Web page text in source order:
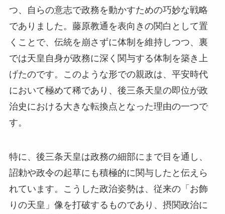
つ、自らの意志で政務を動かすための巧妙な戦略
でありました。藤原教通を表向きの関白として置
くことで、伝統を崩さずに体制を維持しつつ、裏
では天皇自身が政務に深く関与する体制を築き上
げたのです。このような形での親政は、平安時代
において極めて稀であり、後三条天皇の即位が政
治史における大きな転換点となった理由の一つで
す。
特に、後三条天皇は政務の細部にまで目を通し、
詔勅や政令の起草にも積極的に関与したと伝えら
れています。こうした政治姿勢は、従来の「お飾
りの天皇」像を打破するものであり、摂関政治に